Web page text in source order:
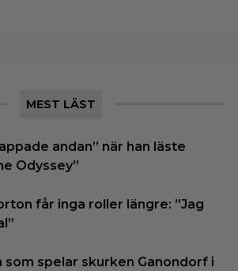
MEST LÄST
andan” när han läste
Odyssey”
får inga roller längre: ”Jag
som spelar skurken Ganondorf i